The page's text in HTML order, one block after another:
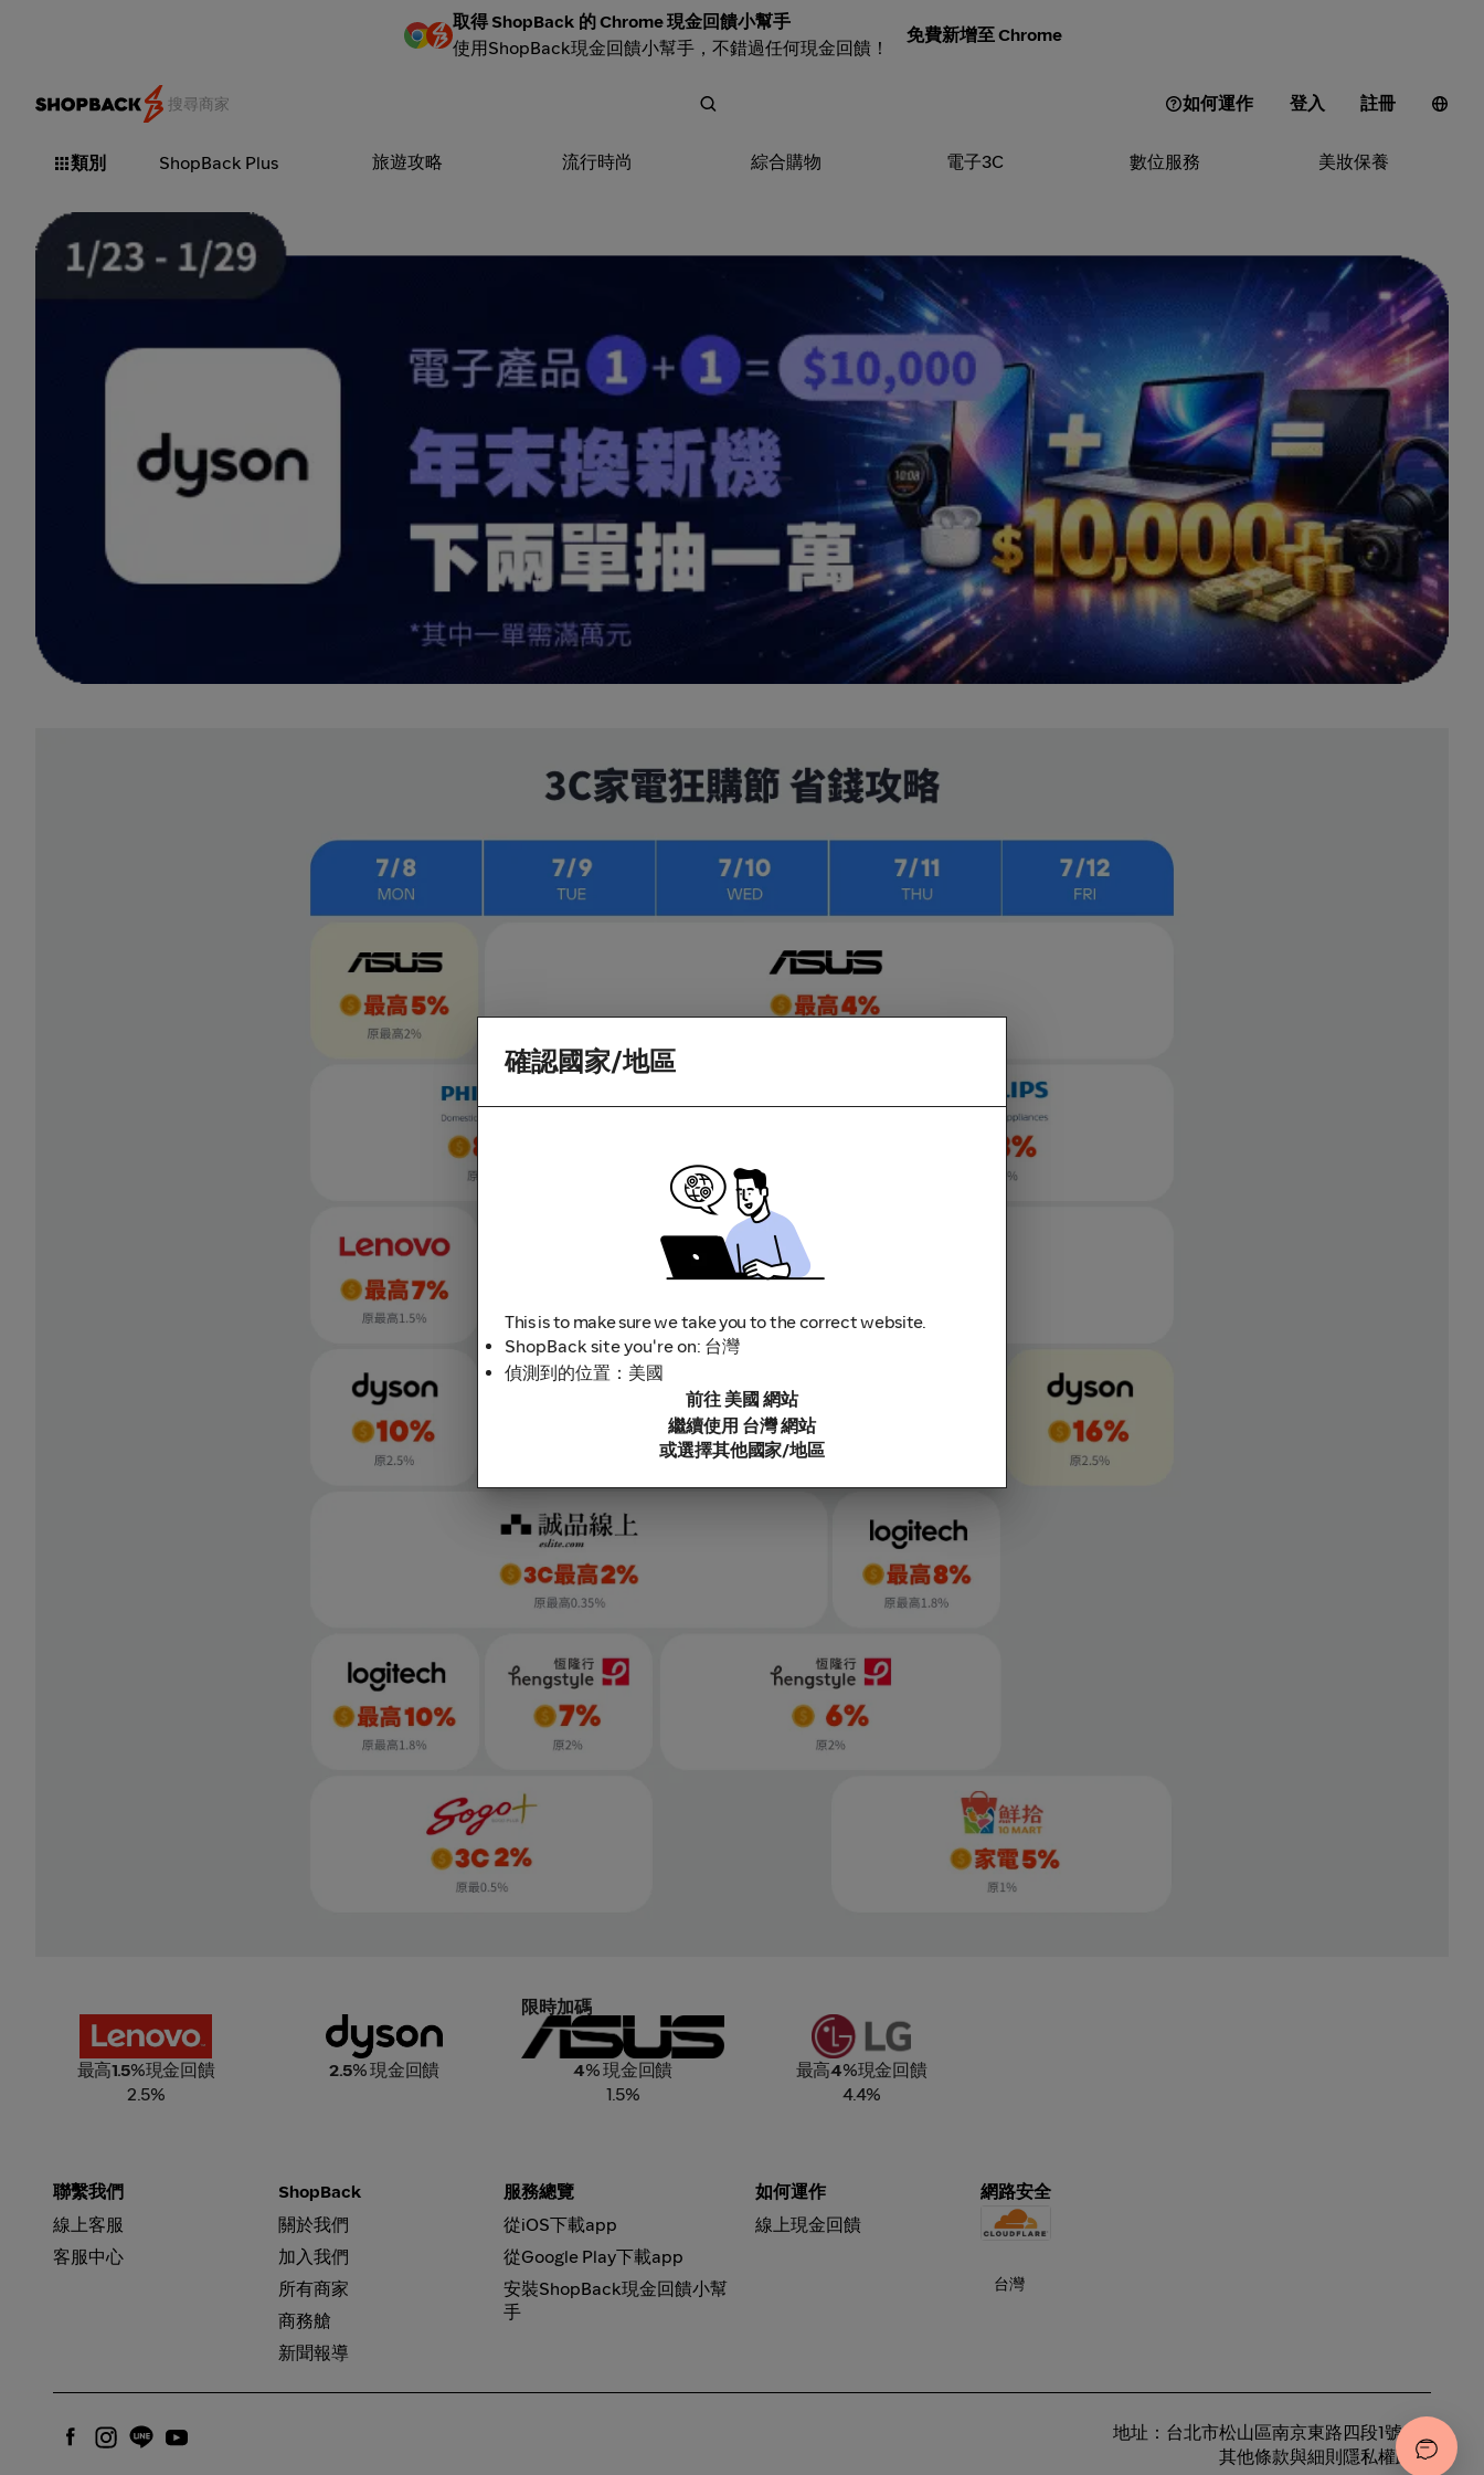
取得 ShopBack 的 Chrome 現金回饋小幫手
使用ShopBack現金回饋小幫手，不錯過任何現金回饋！
免費新增至 Chrome
如何運作 登入 註冊
類別 ShopBack Plus 旅遊攻略 流行時尚 綜合購物 電子3C 數位服務 美妝保養
Lenovo 聯想
最高1.5%現金回饋
2.5%
2.5% 現金回饋
ASUS
限時加碼
4% 現金回饋
1.5%
最高4%現金回饋
4.4%
聯繫我們
線上客服
客服中心
ShopBack
關於我們
加入我們
所有商家
商務艙
新聞報導
服務總覽
從iOS下載app
從Google Play下載app
安裝ShopBack現金回饋小幫
手
如何運作
線上現金回饋
網路安全
地址：台北市松山區南京東路四段1號8樓
其他條款與細則 隱私權政策
確認國家/地區
This is to make sure we take you to the correct website.
ShopBack site you're on: 台灣
偵測到的位置：美國
前往 美國 網站
繼續使用 台灣 網站
或選擇其他國家/地區